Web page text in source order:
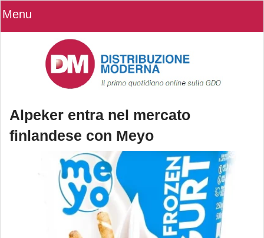
Menu
Alpeker entra nel mercato
finlandese con Meyo